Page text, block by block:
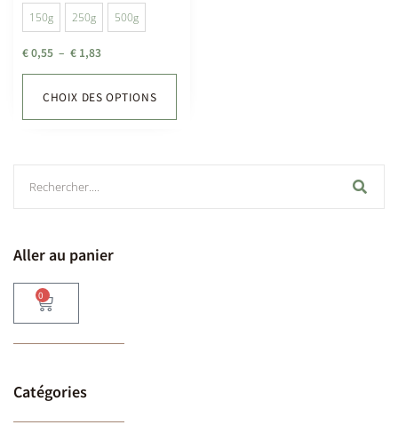
Aller au panier
0
Catégories
150g 250g 500g
€0,55 – € 1,83
CHOIX DES OPTIONS